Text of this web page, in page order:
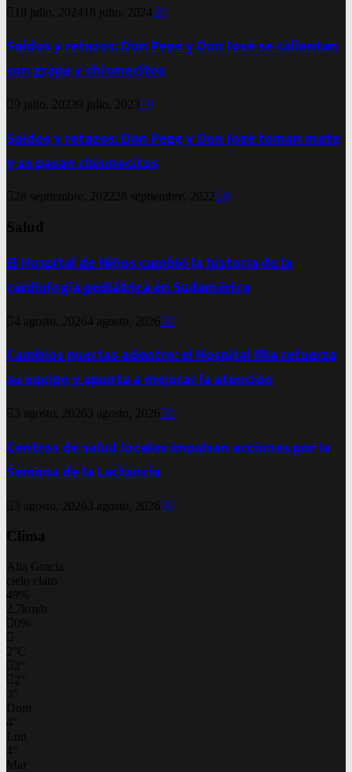
18 julio, 2024 18 julio, 2024 0
Saldos y retazos: Don Pepe y Don José se calientan
con grapa y chismecitos
9 julio, 20239 julio, 2023 0
Saldos y retazos: Don Pepe y Don José toman mate
y se pasan chismecitos
28 septiembre, 202228 septiembre, 2022 0
Salud
El Hospital de Niños cambió la historia de la
cardiología pediátrica en Sudamérica
4 agosto, 20264 agosto, 2026 0
Cambios puertas adentro: el Hospital Illia refuerza
su equipo y apunta a mejorar la atención
3 agosto, 2026 3 agosto, 2026 0
Centros de salud locales impulsan acciones por la
Semana de la Lactancia
3 agosto, 2026 3 agosto, 2026 0
Clima
Alta Gracia
cielo claro
49%
2.7km/h
0%
C
3
Dom
4
Lun
4
Mar